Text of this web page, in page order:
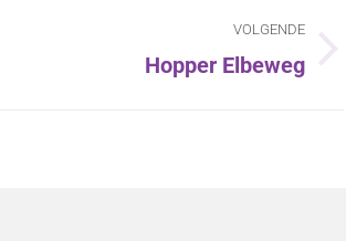
VOLGENDE
Hopper Elbeweg